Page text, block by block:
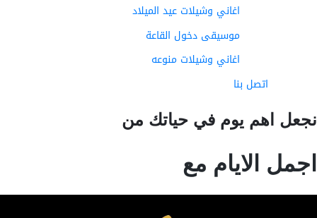
اغاني وشيلات عيد الميلاد
موسيقى دخول القاعة
اغاني وشيلات منوعه
اتصل بنا
اهم يوم في حياتك من
الايام مع